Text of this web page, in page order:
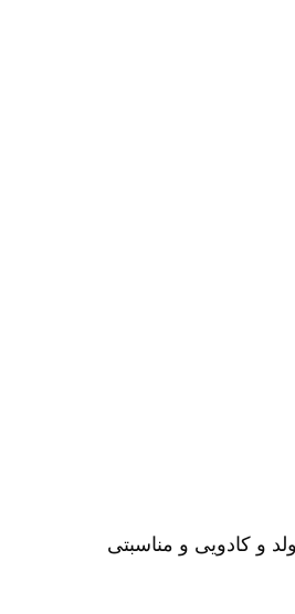
و کادویی و مناسبتی